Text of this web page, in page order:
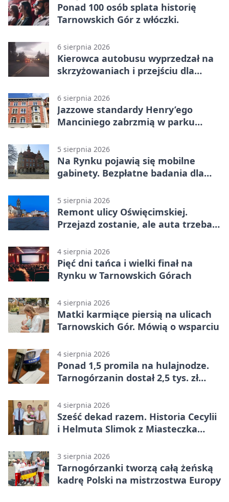
Ponad 100 osób splata historię
Tarnowskich Gór z włóczki.
6 sierpnia 2026
Kierowca autobusu wyprzedzał na
skrzyżowaniach i przejściu dla
6 sierpnia 2026
Jazzowe standardy Henry’ego
Manciniego zabrzmią w parku
5 sierpnia 2026
Na Rynku pojawią się mobilne
gabinety. Bezpłatne badania dla
5 sierpnia 2026
Remont ulicy Oświęcimskiej.
Przejazd zostanie, ale auta trzeba
4 sierpnia 2026
Pięć dni tańca i wielki finał na
Rynku w Tarnowskich Górach
4 sierpnia 2026
Matki karmiące piersią na ulicach
Tarnowskich Gór. Mówią o wsparciu
4 sierpnia 2026
Ponad 1,5 promila na hulajnodze.
Tarnogórzanin dostał 2,5 tys. zł
4 sierpnia 2026
Sześć dekad razem. Historia Cecylii
i Helmuta Slimok z Miasteczka
3 sierpnia 2026
Tarnogórzanki tworzą całą żeńską
kadrę Polski na mistrzostwa Europy